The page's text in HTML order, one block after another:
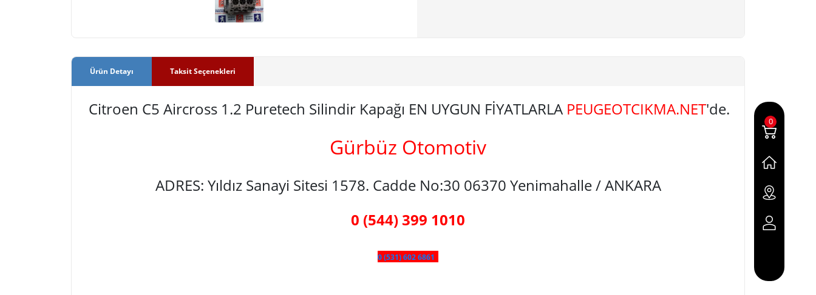
Ürün Detayı Taksit Seçenekleri
Citroen C5 Aircross 1.2 Puretech Silindir Kapağı EN UYGUN FİYATLARLA PEUGEOTCIKMA.NET'de.
Gürbüz Otomotiv
ADRES: Yıldız Sanayi Sitesi 1578. Cadde No:30 06370 Yenimahalle / ANKARA
0 (544) 399 1010
0 (531) 602 6861
0